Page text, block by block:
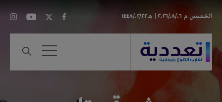
الخميس م ٢٠٢٦/٠٨/٠٦ | هـ ١٤٤٨/٠٢/٢٢